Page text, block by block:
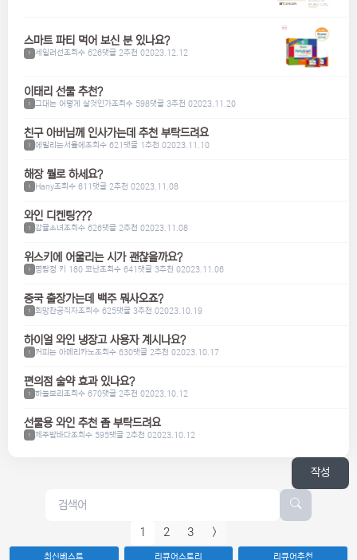
스마트 파티 먹어 보신 분 있나요?
1 세일러선조회수 626댓글 2추천 02023.12.12
이태리 선물 추천?
1 그대는 어떻게 살것인가조회수 598댓글 3추천 02023.11.20
친구 아버님께 인사가는데 추천 부탁드려요
1 에밀리는서울에 조회수 621댓글 1추천 02023.11.10
해장 뭘로 하세요?
1 Hany조회수 611댓글 2추천 02023.11.08
와인 디켄팅???
1 감귤소녀조회수 626댓글 2추천 02023.11.08
위스키에 어울리는 시가 괜찮을까요?
1 명탐정 키 180 코난조회수 641댓글 3추천 02023.11.06
중국 출장가는데 백주 뭐사오죠?
1 희망찬공직자조회수 625댓글 3추천 02023.10.19
하이얼 와인 냉장고 사용자 계시나요?
1 커피는 아메리카노조회수 630댓글 2추천 02023.10.17
편의점 술약 효과 있나요?
1 하늘보리조회수 670댓글 2추천 02023.10.12
선물용 와인 추천 좀 부탁드려요
1 제주밤바다조회수 595댓글 2추천 02023.10.12
작성
1 2 3 >
최신베스트 리큐어스토리 리큐어추천